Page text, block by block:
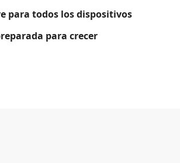
para todos los dispositivos
para crecer